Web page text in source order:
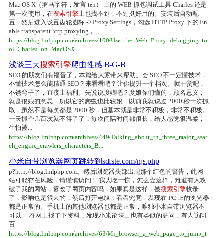
Mac OS X（罗马字符，发言 ten） 上的 WEB 抓包调试工具 Charles 还是
第一次使用，在搜索引擎上也找不到，不过挺好用的。安装后自动配
置，然后进入设置齿轮图标 -> Proxy Settings，勾选 HTTP Proxy 下的 En
able transparent http proxying，...
https://blog.lmlphp.com/archives/100/Use_the_Web_Proxy_debugging_to
ol_Charles_on_MacOSX
浅谈三大搜索引擎爬虫性感 B-G-B
SEO 的朋友们有福音了，本篇给大家带来帮助。会 SEO 不一定懂技术，
不懂技术怎么能精通 SEO？来看看吧？让你提升一个档次。就干货吧，
不饶弯子了，直接上福利。先说说度娘吧？度娘你们懂的，顾名思义，
就是很娘的意思，所以它的爬虫也比较娘，以前我就说过 2000 秒一次抓
取，虽然不是每次都是 2000 秒，但基本就是非常不积极，非常不积极。
一天抓个几百次就不得了了，每次间隔时间都很长，给人感觉很温柔，
生怕被...
https://blog.lmlphp.com/archives/449/Talking_about_th_three_major_sear
ch_engine_crawlers_characters_B...
小米自带浏览器网页跳转到sdfste.com/njs.php
p?http://blog.lmlphp.com。然后浏览器头部出现那个红色的警告，此网
站可能存在风险，请谨慎访问！ 我大吃一惊，怎么会这样，难道有人攻
破了我的网站，篡改了网页内容吗，如果真是这样，被搜索引擎收录
了，影响也是很大的，然后打开电脑，看看究竟，发现在 PC 上的浏览器
都是正常的。手机上的其他浏览器也都是正常，唯独小米自带浏览器不
可以。 在网上找了下资料，发现小米论坛上也有类似的提问，有人访问
百...
https://blog.lmlphp.com/archives/63/Mi_browser_a_web_page_to_jump_t